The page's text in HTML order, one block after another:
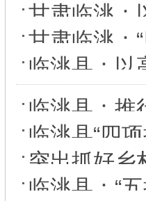
甘肃临洮：
甘肃临洮：
临洮县：以
临洮县：推
经济高质量
临洮县“四
突出抓好乡
临洮县：“